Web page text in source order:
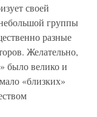
своей
группы
разные
Желательно,
было велико и
«близких»